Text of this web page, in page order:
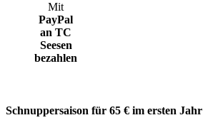
Mit
PayPal
an TC
Seesen
bezahlen
Schnuppersaison für 65 € im ersten Jahr